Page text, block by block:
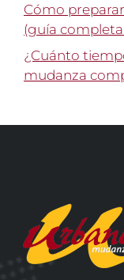
Cómo
(guía completa
¿Cuánto
mudanza